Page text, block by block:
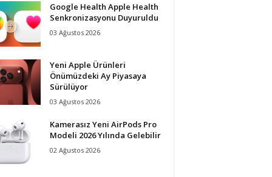
Google Health Apple Health
Senkronizasyonu Duyuruldu
03 Ağustos 2026
Yeni Apple Ürünleri
Önümüzdeki Ay Piyasaya
Sürülüyor
03 Ağustos 2026
Kamerasız Yeni AirPods Pro
Modeli 2026 Yılında Gelebilir
02 Ağustos 2026